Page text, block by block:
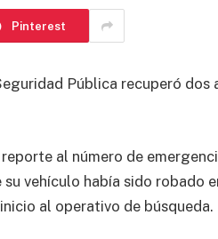
Pinterest
Pública recuperó dos
al número de
vehículo había sido robado
al operativo de búsqueda.